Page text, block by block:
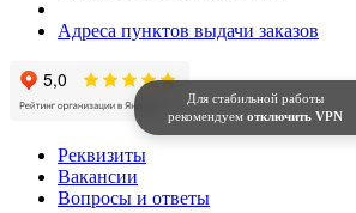
Для стабильной работы
рекомендуем отключить VPN
Адреса пунктов выдачи заказов
Реквизиты
Вакансии
Вопросы и ответы